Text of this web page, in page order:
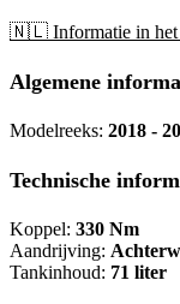
🇳🇱 Informatie in het
Algemene
Modelreeks: 2018 -
Technische
Koppel: 330 Nm
Aandrijving:
Tankinhoud: 71 liter